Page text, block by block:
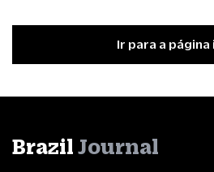
Ir para a página
Brazil Journal